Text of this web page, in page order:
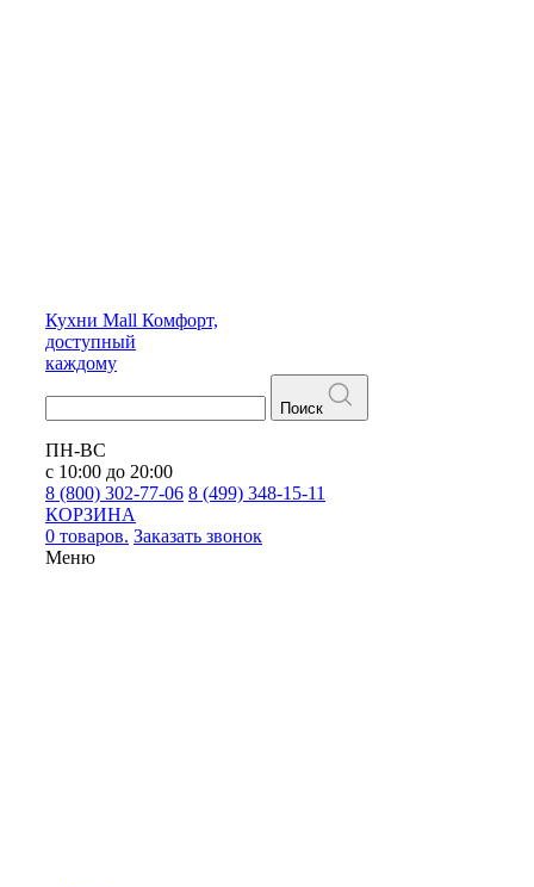
Кухни Mall Комфорт,
доступный
каждому
Поиск
ПН-ВС
с 10:00 до 20:00
8 (800) 302-77-06 8 (499) 348-15-11
КОРЗИНА
0 товаров. Заказать звонок
Меню